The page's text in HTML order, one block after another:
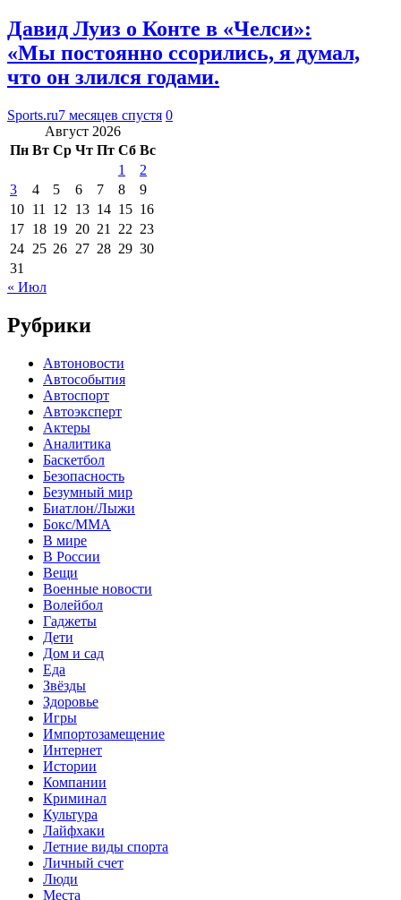
Давид Луиз о Конте в «Челси»:
«Мы постоянно ссорились, я думал,
что он злился годами.
Sports.ru7 месяцев спустя 0
Август 2026
Пн Вт Ср Чт Пт Сб Вс
1
2
3
4 5 6 7 8
9
10 11 12 13 14 15 16
17 18 19 20 21 22 23
24 25 26 27 28 29 30
31
« Июл
Рубрики
Автоновости
Автособытия
Автоспорт
Автоэксперт
Актеры
Аналитика
Баскетбол
Безопасность
Безумный мир
Биатлон/Лыжи
Бокс/MMA
В мире
В России
Вещи
Военные новости
Волейбол
Гаджеты
Дети
Дом и сад
Еда
Звёзды
Здоровье
Игры
Импортозамещение
Интернет
Истории
Компании
Криминал
Культура
Лайфхаки
Летние виды спорта
Личный счет
Люди
Места